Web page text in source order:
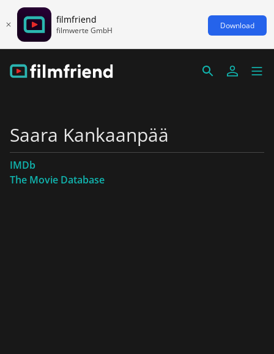
filmfriend
filmwerte GmbH Download
Saara Kankaanpää
IMDb
The Movie Database